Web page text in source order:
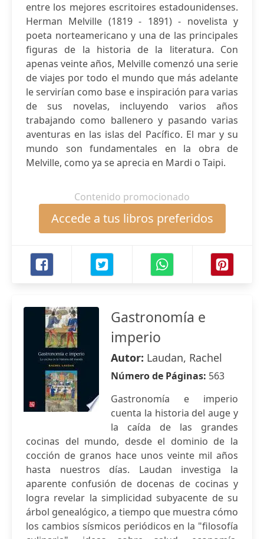
entre los mejores escritoires estadounidenses.
Herman Melville (1819 - 1891) - novelista y
poeta norteamericano y una de las principales
figuras de la historia de la literatura. Con
apenas veinte años, Melville comenzó una serie
de viajes por todo el mundo que más adelante
le servirían como base e inspiración para varias
de sus novelas, incluyendo varios años
trabajando como ballenero y pasando varias
aventuras en las islas del Pacífico. El mar y su
mundo son fundamentales en la obra de
Melville, como ya se aprecia en Mardi o Taipi.
Contenido promocionado
Accede a tus libros preferidos
Gastronomía e
imperio
Autor: Laudan, Rachel
Número de Páginas: 563
Gastronomía e imperio
cuenta la historia del auge y
la caída de las grandes
cocinas del mundo, desde el dominio de la
cocción de granos hace unos veinte mil años
hasta nuestros días. Laudan investiga la
aparente confusión de docenas de cocinas y
logra revelar la simplicidad subyacente de su
árbol genealógico, a tiempo que muestra cómo
los cambios sísmicos periódicos en la "filosofía